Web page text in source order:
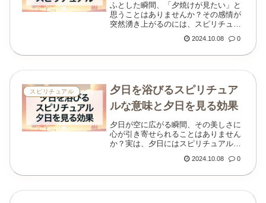
ふとした瞬間、「夕焼けが見たい」と
思うことはありませんか？その感情が
突然湧き上がるのには、スピリチュア
ルな理由があるかもしれません。夕焼
けはただの美しい自然現象ではなく、
2024.10.08 0
スピリチュアル
夕日を浴びるスピリチュア
ルな意味と夕日を見る効果
夕日が空に広がる瞬間、その美しさに
心が引き寄せられることはありません
か？実は、夕日にはスピリチュアルな
とで心身ともに多くの効果を得られる
2024.10.08 0